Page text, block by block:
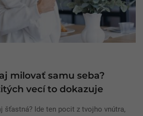
milovať samu seba?
vecí to dokazuje
šťastná? Ide ten pocit z tvojho vnútra,